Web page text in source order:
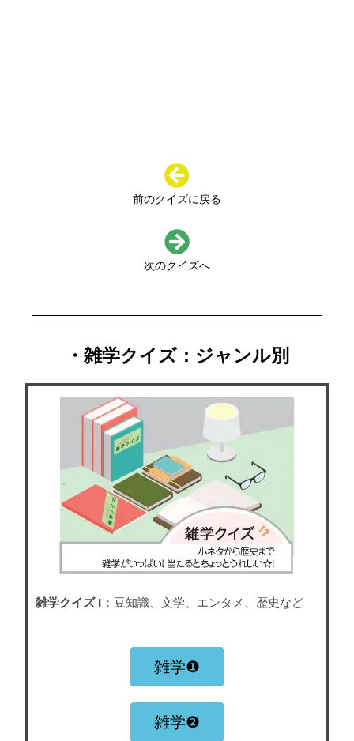
前のクイズに戻る
次のクイズへ
・雑学クイズ：ジャンル別
雑学クイズ I ：豆知識、文学、エンタメ、歴史など
雑学❶
雑学❷